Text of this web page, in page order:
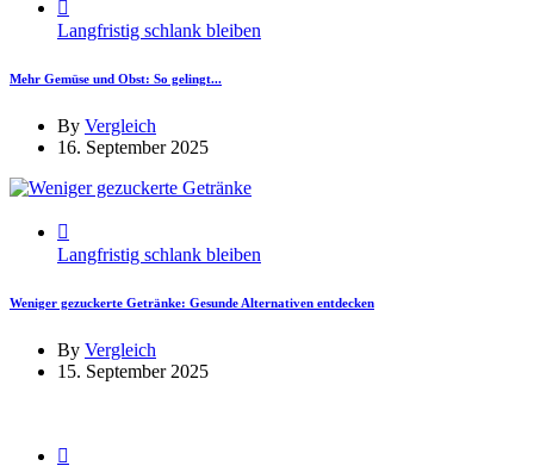
Langfristig schlank bleiben
Mehr Gemüse und Obst: So gelingt...
By Vergleich
16. September 2025
Langfristig schlank bleiben
Weniger gezuckerte Getränke: Gesunde Alternativen entdecken
By Vergleich
15. September 2025